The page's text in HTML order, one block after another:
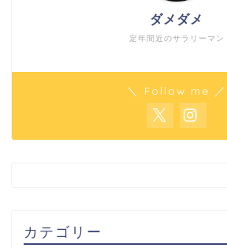
定年間近のサラリーマン
ダメダメ
＼ Follow me ／
カテゴリー